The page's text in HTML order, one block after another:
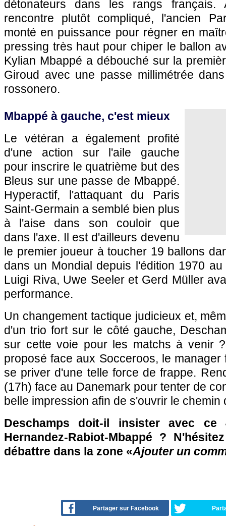
détonateurs dans les rangs
rencontre plutôt compliqué, l'ancien
monté en puissance pour régner en
pressing très haut pour chiper le ballon
Kylian Mbappé a débouché sur la
Giroud avec une passe millimétrée
rossonero.
Mbappé à gauche, c'est mieux
Le vétéran a également profité
d'une action sur l'aile gauche
pour inscrire le quatrième but des
Bleus sur une passe de Mbappé.
Hyperactif, l'attaquant du Paris
Saint-Germain a semblé bien plus
à l'aise dans son couloir que
dans l'axe. Il est d'ailleurs devenu
le premier joueur à toucher 19 ballons
dans un Mondial depuis l'édition 1970
Luigi Riva, Uwe Seeler et Gerd Müller
performance.
Un changement tactique judicieux et,
d'un trio fort sur le côté gauche,
sur cette voie pour les matchs à venir
proposé face aux Socceroos, le
se priver d'une telle force de frappe.
(17h) face au Danemark pour tenter de
belle impression afin de s'ouvrir le chemin
Deschamps doit-il insister avec
Hernandez-Rabiot-Mbappé ?
débattre dans la zone «Ajouter un
Partager sur Facebook